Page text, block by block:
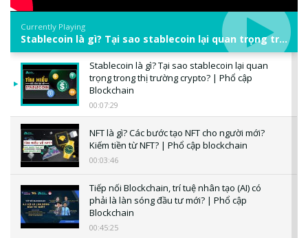
Currently Playing
Stablecoin là gì? Tại sao stablecoin lại quan trọng trong thị trường crypto? | Phổ cập Blockchain
Stablecoin là gì? Tại sao stablecoin lại quan
trọng trong thị trường crypto? | Phổ cập
Blockchain
00:07:29
NFT là gì? Các bước tạo NFT cho người mới?
Kiếm tiền từ NFT? | Phổ cập blockchain
00:03:46
Tiếp nối Blockchain, trí tuệ nhân tạo (AI) có
phải là làn sóng đầu tư mới? | Phổ cập
Blockchain
00:45:25